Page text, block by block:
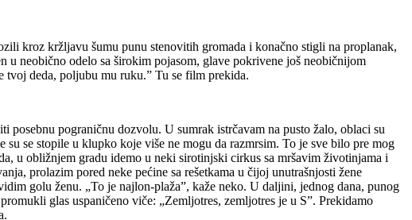
kroz kržljavu šumu punu stenovitih gromada i konačno stigli na proplanak,
neobično odelo sa širokim pojasom, glave pokrivene još neobičnijom
tvoj deda, poljubu mu ruku.” Tu se film prekida.
posebnu pograničnu dozvolu. U sumrak istrčavam na pusto žalo, oblaci su
se stopile u klupko koje više ne mogu da razmrsim. To je sve bilo pre mog
u obližnjem gradu idemo u neki sirotinjski cirkus sa mršavim životinjama i
prolazim pored neke pećine sa rešetkama u čijoj unutrašnjosti žene
golu ženu. „To je najlon-plaža”, kaže neko. U daljini, jednog dana, punog
glas uspaničeno viče: „Zemljotres, zemljotres je u S”. Prekidamo